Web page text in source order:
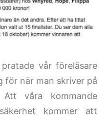
vår föreläsare
för när man skriver på
Att våra kommande
kommer att